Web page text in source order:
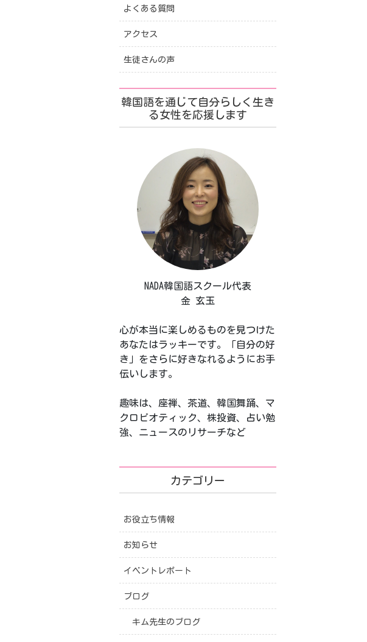
くなる…感染者の同居人も隔離しない)
よくある質問
アクセス
生徒さんの声
韓国語を通じて自分らしく生き
る女性を応援します
NADA韓国語スクール代表
金 玄玉
心が本当に楽しめるものを見つけた
あなたはラッキーです。「自分の好
き」をさらに好きなれるようにお手
伝いします。
趣味は、座禅、茶道、韓国舞踊、マ
クロビオティック、株投資、占い勉
強、ニュースのリサーチなど
カテゴリー
お役立ち情報
お知らせ
イベントレポート
ブログ
キム先生のブログ